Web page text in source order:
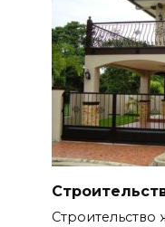
Строительство